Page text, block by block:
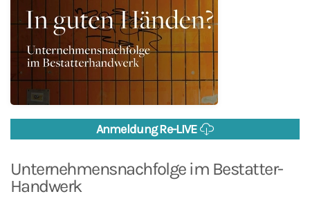
Anmeldung Re-LIVE
Unternehmensnachfolge im Bestatter-
Handwerk